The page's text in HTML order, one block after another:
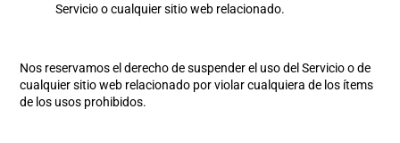
Servicio o cualquier sitio web relacionado.
Nos reservamos el derecho de suspender el uso del Servicio o de
cualquier sitio web relacionado por violar cualquiera de los ítems
de los usos prohibidos.